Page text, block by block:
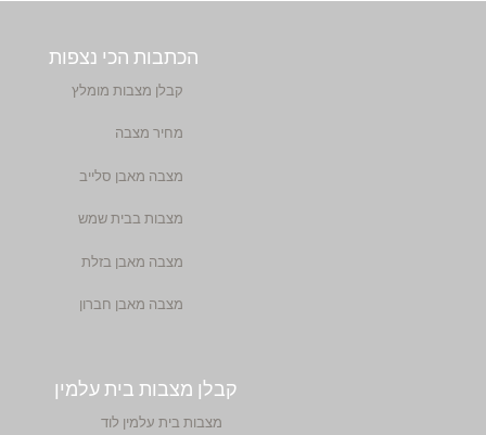
הכתבות הכי נצפות
קבלן מצבות מומלץ
מחיר מצבה
מצבה מאבן סלייב
מצבות בבית שמש
מצבה מאבן בזלת
מצבה מאבן חברון
קבלן מצבות בית עלמין
מצבות בית עלמין לוד